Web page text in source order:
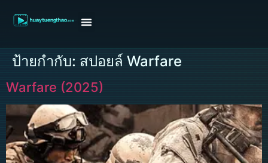
ป้ายกำกับ: สปอยล์ Warfare
Warfare (2025)